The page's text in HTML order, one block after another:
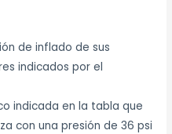
de inflado de sus
indicados por el
indicada en la tabla que
con una presión de 36 psi